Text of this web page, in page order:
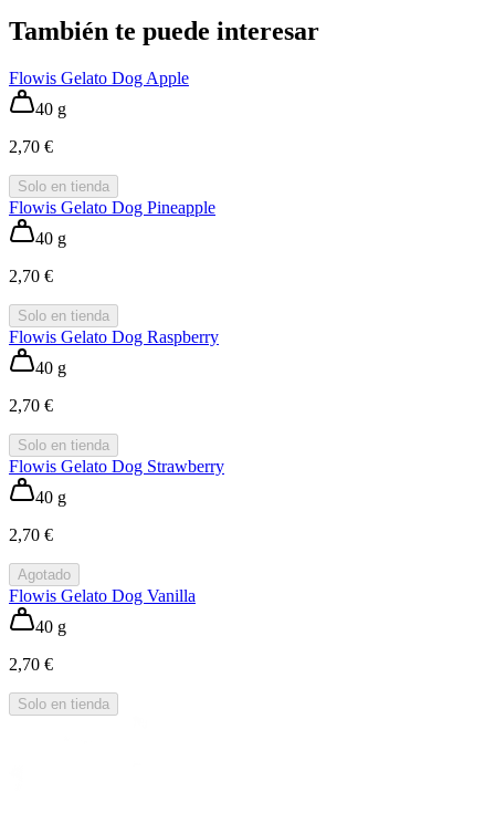
También te puede interesar
Flowis Gelato Dog Apple
40 g
2,70 €
Solo en tienda
Flowis Gelato Dog Pineapple
40 g
2,70 €
Solo en tienda
Flowis Gelato Dog Raspberry
40 g
2,70 €
Solo en tienda
Flowis Gelato Dog Strawberry
40 g
2,70 €
Agotado
Flowis Gelato Dog Vanilla
40 g
2,70 €
Solo en tienda